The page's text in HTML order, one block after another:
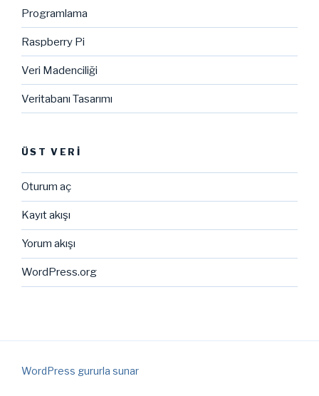
Programlama
Raspberry Pi
Veri Madenciliği
Veritabanı Tasarımı
ÜST VERI
Oturum aç
Kayıt akışı
Yorum akışı
WordPress.org
WordPress gururla sunar